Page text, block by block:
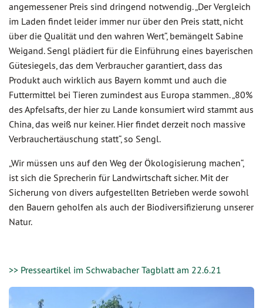
angemessener Preis sind dringend notwendig. „Der Vergleich
im Laden findet leider immer nur über den Preis statt, nicht
über die Qualität und den wahren Wert“, bemängelt Sabine
Weigand. Sengl plädiert für die Einführung eines bayerischen
Gütesiegels, das dem Verbraucher garantiert, dass das
Produkt auch wirklich aus Bayern kommt und auch die
Futtermittel bei Tieren zumindest aus Europa stammen. „80%
des Apfelsafts, der hier zu Lande konsumiert wird stammt aus
China, das weiß nur keiner. Hier findet derzeit noch massive
Verbrauchertäuschung statt“, so Sengl.
„Wir müssen uns auf den Weg der Ökologisierung machen“,
ist sich die Sprecherin für Landwirtschaft sicher. Mit der
Sicherung von divers aufgestellten Betrieben werde sowohl
den Bauern geholfen als auch der Biodiversifizierung unserer
Natur.
>> Presseartikel im Schwabacher Tagblatt am 22.6.21